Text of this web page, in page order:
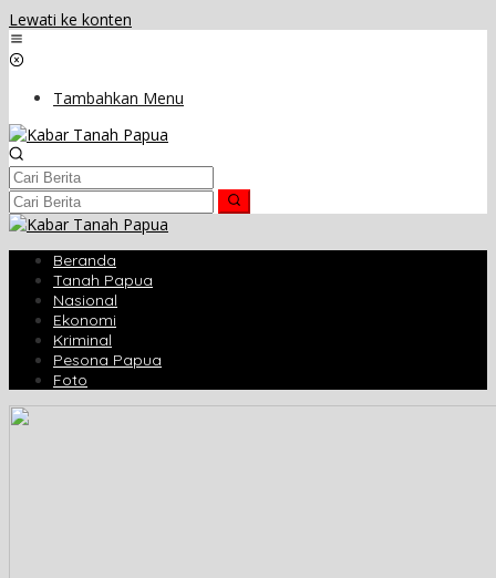
Lewati ke konten
Tambahkan Menu
Beranda
Tanah Papua
Nasional
Ekonomi
Kriminal
Pesona Papua
Foto